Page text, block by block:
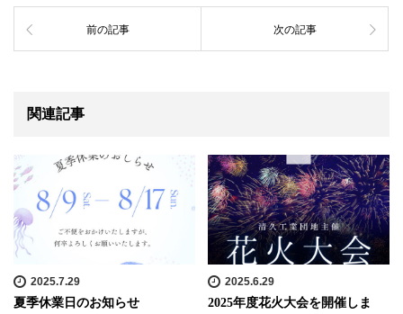
前の記事 次の記事
関連記事
2025.7.29
夏季休業日のお知らせ
2025.6.29
2025年度花火大会を開催しま